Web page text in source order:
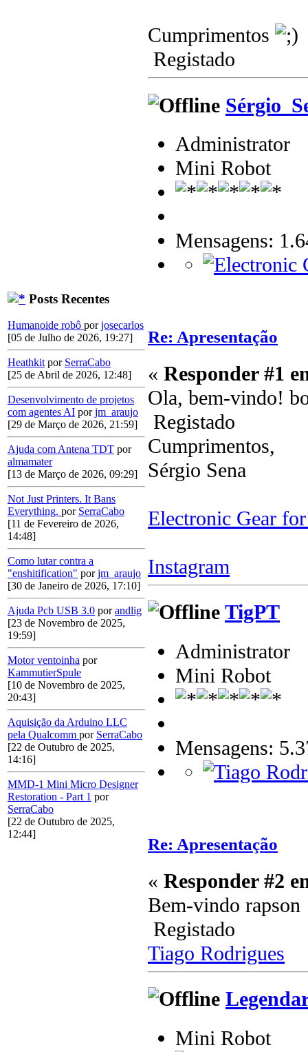
Posts Recentes
Humanoide robô porjosecarlos
[05 de Julho de 2026, 19:27]
Heathkit por SerraCabo
[25 de Abril de 2026, 12:48]
Desenvolvimento de projetos
com agentes AI porjm_araujo
[29 de Março de 2026, 21:59]
Ajuda com Antena TDT por
almamater
[13 de Março de 2026, 09:29]
Not Just Printers. It Bans
Everything. por SerraCabo
[11 de Fevereiro de 2026,
14:48]
Como lutar contra a
"enshitification" porjm_araujo
[30 de Janeiro de 2026, 17:10]
Ajuda Pcb USB 3.0 porandlig
[23 de Novembro de 2025,
19:59]
Motor ventoinha por
KammutierSpule
[10 de Novembro de 2025,
20:43]
Aquisição da Arduino LLC
pela Qualcomm por SerraCabo
[22 de Outubro de 2025,
14:16]
MMD-1 Mini Micro Designer
Restoration - Part 1 por
SerraCabo
[22 de Outubro de 2025,
12:44]
Cumprimentos
Registado
Administrator
Mini Robot
Mensagens:
Re: Apresentação
« Responder #1
Ola, bem-vindo!
Registado
Cumprimentos,
Sérgio Sena
Electronic Gear
Instagram
TigPT
Administrator
Mini Robot
Mensagens:
Re: Apresentação
« Responder #2
Bem-vindo rapson
Registado
Tiago Rodrigues
Mini Robot